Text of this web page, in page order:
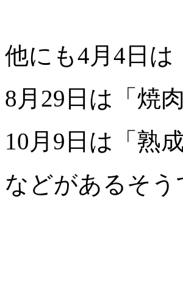
他にも4月4日
8月29日は「焼
10月9日は「熟
などがあるそ